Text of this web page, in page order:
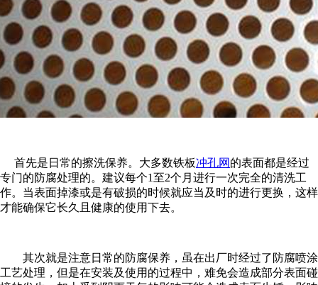
首先是日常的擦洗保养。大多数铁板冲孔网 的表面都是经过
专门的防腐处理的。建议每个1至2个月进行一次完全的清洗工
作。当表面掉漆或是有破损的时候就应当及时的进行更换，这样
才能确保它长久且健康的使用下去。
其次就是注意日常的防腐保养，虽在出厂时经过了防腐喷涂
工艺处理，但是在安装及使用的过程中，难免会造成部分表面碰